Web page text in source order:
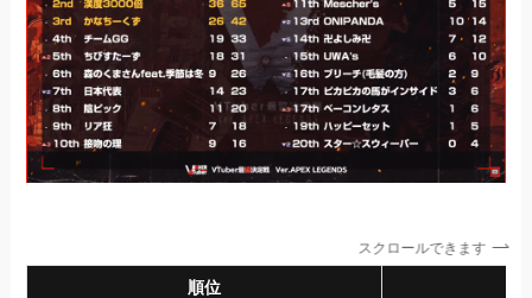
スクロールできます
順位